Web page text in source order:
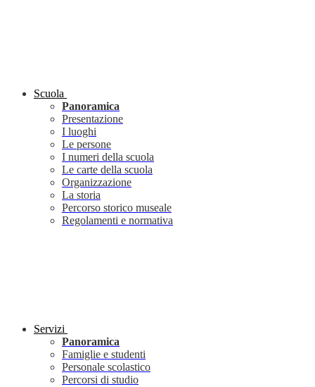
Scuola
Panoramica
Presentazione
I luoghi
Le persone
I numeri della scuola
Le carte della scuola
Organizzazione
La storia
Percorso storico museale
Regolamenti e normativa
Servizi
Panoramica
Famiglie e studenti
Personale scolastico
Percorsi di studio